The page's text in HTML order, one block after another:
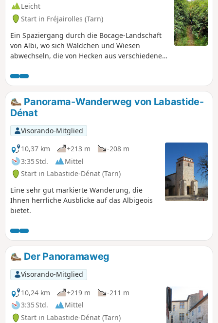
gemeinschaftlichem Interesse, angelegt
vom Fremdenverkehrsamt Centre Tarn.
Siehe § Praktische Informationen.
Leicht
Start in Fréjairolles (Tarn)
Ein Spaziergang durch die Bocage-Landschaft
von Albi, wo sich Wäldchen und Wiesen
abwechseln, die von Hecken aus verschiedenen
Name „La Gaugne” stammt vom okzitanischen
Wort „Gaulha”, was „Sumpf am Bachufer”
bedeutet. Tatsächlich säumen zahlreiche
Brunnen und kleine Gewässer den Weg, und
die Wiesen sind nach starken oder langen
Regenperioden oft wassergesättigt.
Panorama-Wanderweg von Labastide-
Dénat
Visorando-Mitglied
10,37 km
+213 m
-208 m
3:35 Std.
Mittel
Start in Labastide-Dénat (Tarn)
Eine sehr gut markierte Wanderung, die
Ihnen herrliche Ausblicke auf das Albigeois
bietet.
Der Panoramaweg
Visorando-Mitglied
10,24 km
+219 m
-211 m
3:35 Std.
Mittel
Start in Labastide-Dénat (Tarn)